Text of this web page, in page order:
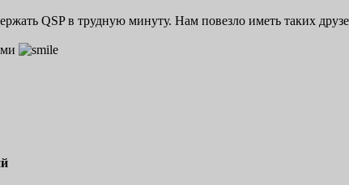
QSP в трудную минуту. Нам повезло иметь таких